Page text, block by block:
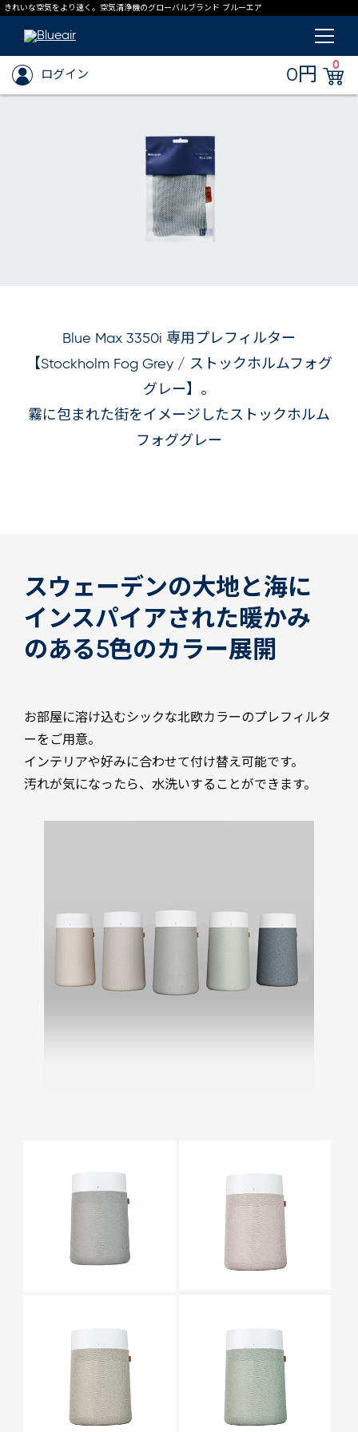
きれいな空気をより速く。空気清浄機のグローバルブランド ブルーエア
ログイン 0円
0
Blue Max 3350i 専用プレフィルター
【Stockholm Fog Grey / ストックホルムフォグ
グレー】。
霧に包まれた街をイメージしたストックホルム
フォググレー
スウェーデンの大地と海に
インスパイアされた暖かみ
のある5色のカラー展開
お部屋に溶け込むシックな北欧カラーのプレフィルタ
ーをご用意。
インテリアや好みに合わせて付け替え可能です。
汚れが気になったら、水洗いすることができます。